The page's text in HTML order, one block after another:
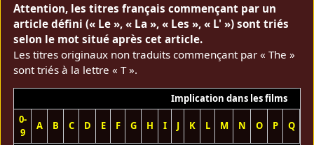
Attention, les titres français commençant par un
article défini (« Le », « La », « Les », « L' ») sont triés
selon le mot situé après cet article.
Les titres originaux non traduits commençant par « The »
sont triés à la lettre « T ».
Implication dans les films
0-
9
A B C D E F G H I J K L M N O P Q